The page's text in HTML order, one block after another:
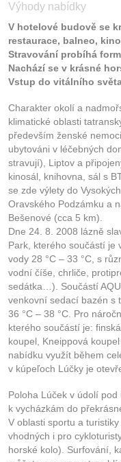
Výhody nabídky
V hotelové budově se
restaurace, balneo,
Stravování probíhá
Nachází se v krásné
Vstup do vitálního
Charakter okolí a
klimatické oblasti
především ženské
ubytováni v léčebných
stravují), Liptov a
kinosál, knihovna, sál s
se zde výlety do
Oravského Podzámku a
Bešenové (cca 5 km).
Dne 24. 8. 2008 lázně
Park, kterého součástí je
vody 28 °C – 33 °C, s
vodní číše, chrliče,
sedátka…). Součástí
venkovní sedací bazén s
36 °C – 38 °C. Pro
kterého součástí je:
koupel, Kneippová
nabídku využít během
v kúpeľoch Lúčky je
Poloha Lúček v údolí
k vycházkám do
V oblasti sportu a
vhodných i pro
horské kolo). Surfování,